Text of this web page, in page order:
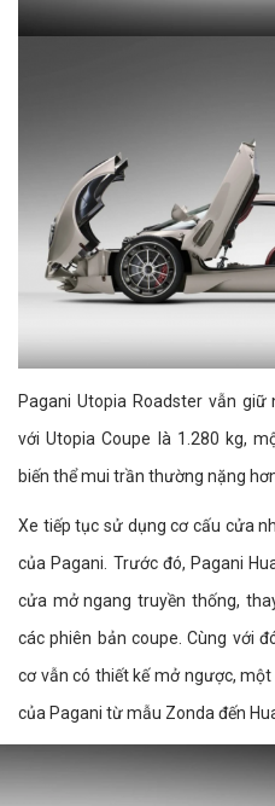
Pagani Utopia Roadster vẫn
với Utopia Coupe là 1.280 kg,
biến thể mui trần thường nặng
Xe tiếp tục sử dụng cơ cấu cửa
của Pagani. Trước đó, Pagani
cửa mở ngang truyền thống,
các phiên bản coupe. Cùng với
cơ vẫn có thiết kế mở ngược,
của Pagani từ mẫu Zonda đến